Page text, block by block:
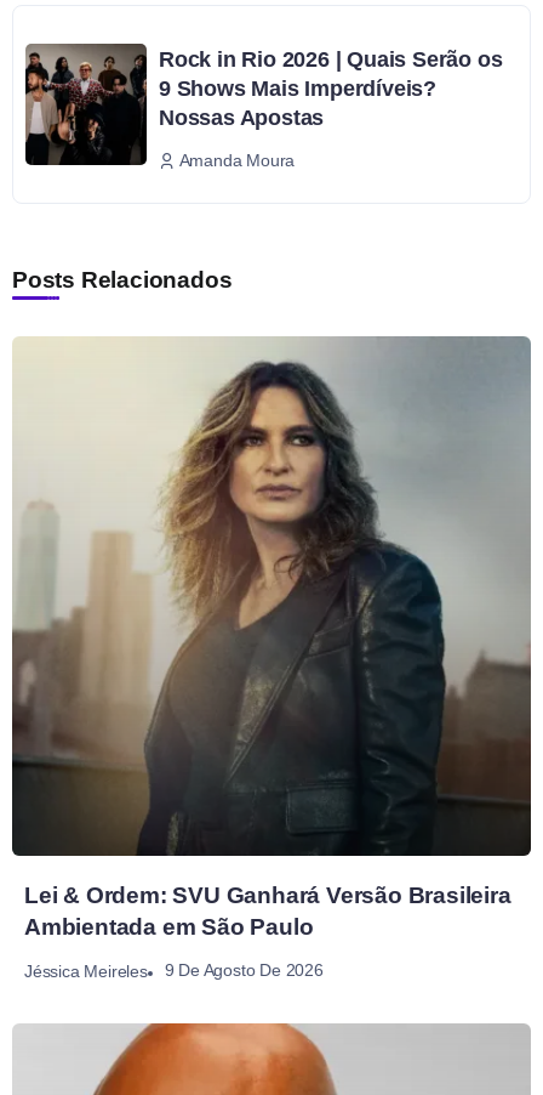
Rock in Rio 2026 | Quais Serão os
9 Shows Mais Imperdíveis?
Nossas Apostas
Amanda Moura
Posts Relacionados
Lei & Ordem: SVU Ganhará Versão Brasileira
Ambientada em São Paulo
Jéssica Meireles 9 De Agosto De 2026